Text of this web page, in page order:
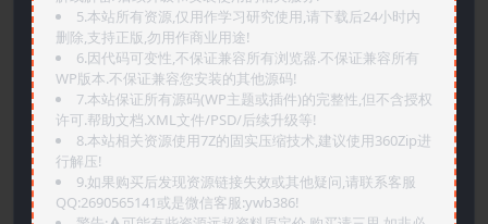
5.本站所有资源,仅用作学习研究使用,请下载后24小时内
删除,支持正版,勿用作商业用途!
6.因代码可变性,不保证兼容所有浏览器.不保证兼容所有
WP版本.不保证兼容您安装的其他源码!
7.本站保证所有源码(WP主题或插件)的完整性,但不含授权
许可.帮助文档.XML文件/PSD/后续升级等!
8.本站相关资源使用7Z的固实压缩技术,建议使用360Zip进
行解压!
9.如果购买后发现资源链接失效或其他疑问,请联系客服
QQ:2690565141或是微信客服:ywb386!